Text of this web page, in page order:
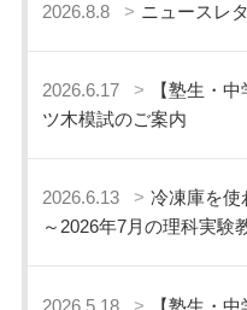
2026.8.8 ニュースレ
2026.6.17
【塾生・
ツ木模試のご案内
2026.6.13
冷凍庫を使
～2026年7月の理科実験
2026.5.18
【塾生・